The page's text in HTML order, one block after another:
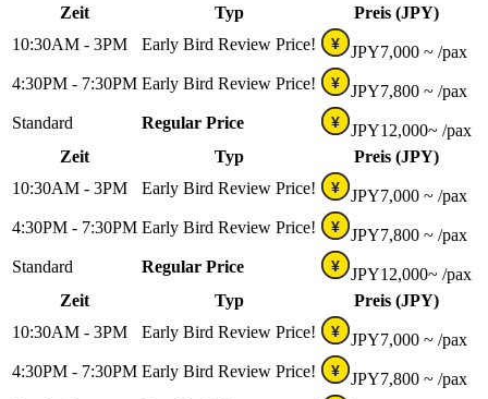
Zeit
Typ
Preis (JPY)
10:30AM - 3PM
Early Bird Review Price! ¥ JPY7,000 ~ /pax
4:30PM - 7:30PM Early Bird Review Price! ¥ JPY7,800 ~ /pax
Standard
Regular Price ¥ JPY12,000~ /pax
Zeit
Typ
Preis (JPY)
10:30AM - 3PM
Early Bird Review Price! ¥ JPY7,000 ~ /pax
4:30PM - 7:30PM Early Bird Review Price! ¥ JPY7,800 ~ /pax
Standard
Regular Price ¥ JPY12,000~ /pax
Zeit
Typ
Preis (JPY)
10:30AM - 3PM
Early Bird Review Price! ¥ JPY7,000 ~ /pax
4:30PM - 7:30PM Early Bird Review Price! ¥ JPY7,800 ~ /pax